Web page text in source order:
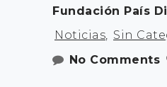
Fundación País
Noticias, Sin
No Comments